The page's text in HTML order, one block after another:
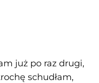
5 gwiazdek
już po raz drugi,
schudłam,